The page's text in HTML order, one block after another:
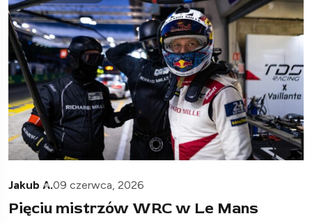
Jakub A.09 czerwca, 2026
Pięciu mistrzów WRC w Le Mans